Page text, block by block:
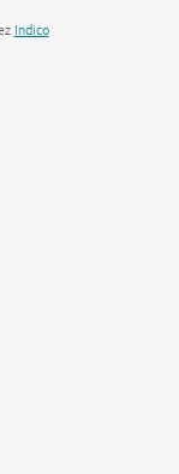
IndicoZamyka stronę